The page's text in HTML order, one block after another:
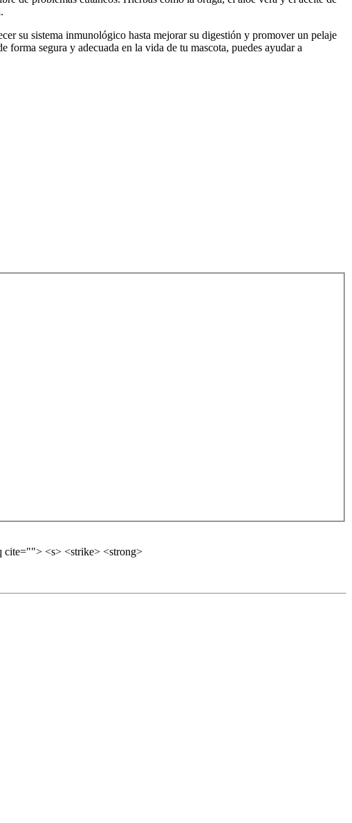
su sistema inmunológico hasta mejorar su digestión y promover un pelaje
segura y adecuada en la vida de tu mascota, puedes ayudar a
<s> <strike> <strong>